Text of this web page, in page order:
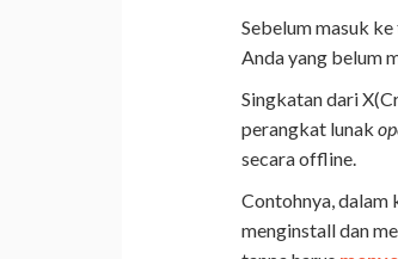
Sebelum masuk
Anda yang belum
Singkatan dari
perangkat lunak
secara offline.
Contohnya,
menginstall dan